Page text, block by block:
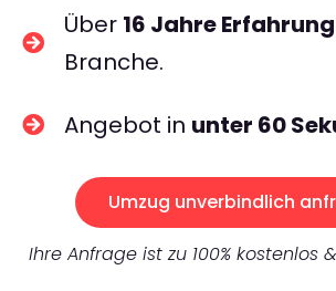
Über 16 Jahre Erfahrung
Branche.
Angebot in unter 60
Umzug unverbindlich
Ihre Anfrage ist zu 100% kostenlos